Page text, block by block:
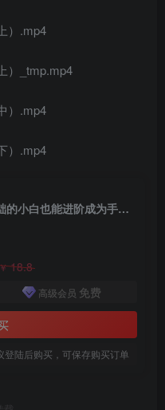
）.mp4
）_tmp.mp4
）.mp4
）.mp4
2022玩转手机影像全系课，零基础的小白也能进阶成为手机摄影专业人士
18.8
高级会员 免费
登陆后购买，可保存购买订单